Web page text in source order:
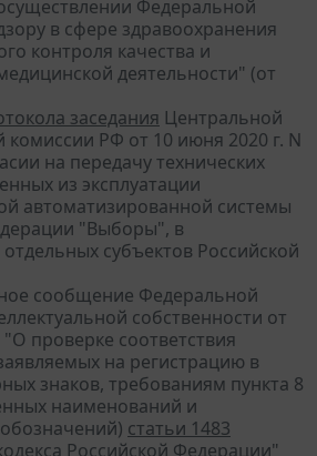
Федеральной
в сфере здравоохранения
контроля качества и
деятельности" (от
заседания Центральной
комиссии РФ от 10 июня 2020 г. N
на передачу технических
из эксплуатации
автоматизированной системы
"Выборы", в
субъектов Российской
сообщение Федеральной
собственности от
"О проверке соответствия
на регистрацию в
знаков, требованиям пункта 8
наименований и
статьи 1483
Российской Федерации"